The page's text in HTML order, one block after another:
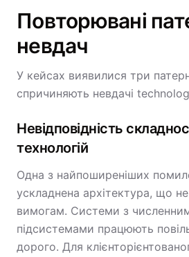
Повторювані
невдач
У кейсах виявилися три
спричиняють невдачі
Невідповідність
технологій
Одна з найпоширеніших
ускладнена архітектура, що не
вимогам. Системи з
підсистемами працюють
дорого. Для